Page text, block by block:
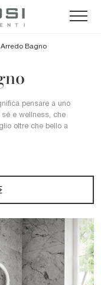
Arredo Bagno
pensare a uno
e wellness, che
oltre che bello a